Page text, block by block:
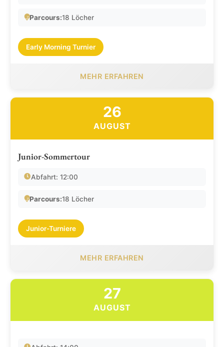
Parcours:18 Löcher
Early Morning Turnier
MEHR ERFAHREN
26
AUGUST
Junior-Sommertour
Abfahrt: 12:00
Parcours:18 Löcher
Junior-Turniere
MEHR ERFAHREN
27
AUGUST